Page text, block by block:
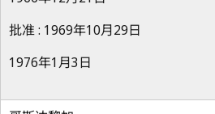
批准 : 1969年10月29日
1976年1月3日